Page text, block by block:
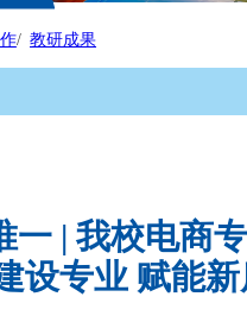
教研成果
一 | 我校电商
设专业 赋能